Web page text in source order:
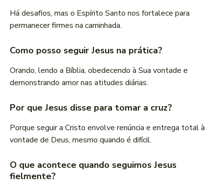
Há desafios, mas o Espírito Santo nos fortalece para
permanecer firmes na caminhada.
Como posso seguir Jesus na prática?
Orando, lendo a Bíblia, obedecendo à Sua vontade e
demonstrando amor nas atitudes diárias.
Por que Jesus disse para tomar a cruz?
Porque seguir a Cristo envolve renúncia e entrega total à
vontade de Deus, mesmo quando é difícil.
O que acontece quando seguimos Jesus
fielmente?